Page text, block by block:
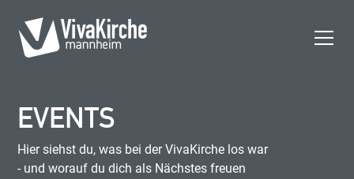
EVENTS
Hier siehst du, was bei der VivaKirche los war
- und worauf du dich als Nächstes freuen